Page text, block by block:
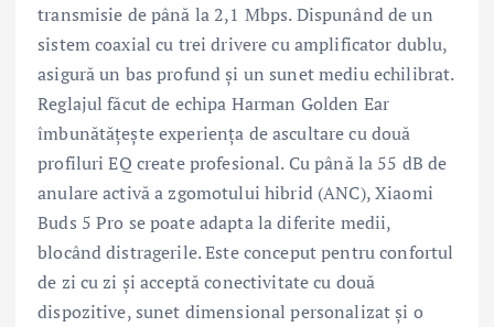
transmisie de până la 2,1 Mbps. Dispunând de un
sistem coaxial cu trei drivere cu amplificator dublu,
asigură un bas profund și un sunet mediu echilibrat.
Reglajul făcut de echipa Harman Golden Ear
îmbunătățește experiența de ascultare cu două
profiluri EQ create profesional. Cu până la 55 dB de
anulare activă a zgomotului hibrid (ANC), Xiaomi
Buds 5 Pro se poate adapta la diferite medii,
blocând distragerile. Este conceput pentru confortul
de zi cu zi și acceptă conectivitate cu două
dispozitive, sunet dimensional personalizat și o